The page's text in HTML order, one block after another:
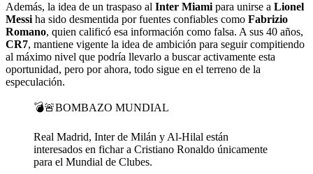
Además, la idea de un traspaso al Inter Miami para unirse a Lionel
Messi ha sido desmentida por fuentes confiables como Fabrizio
Romano, quien calificó esa información como falsa. A sus 40 años,
CR7, mantiene vigente la idea de ambición para seguir compitiendo
al máximo nivel que podría llevarlo a buscar activamente esta
oportunidad, pero por ahora, todo sigue en el terreno de la
especulación.
💣🚨BOMBAZO MUNDIAL
Real Madrid, Inter de Milán y Al-Hilal están
interesados en fichar a Cristiano Ronaldo únicamente
para el Mundial de Clubes.